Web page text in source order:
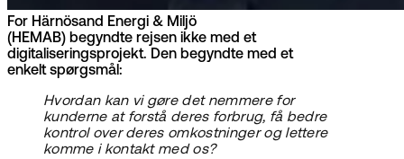
For Härnösand Energi & Miljö
(HEMAB) begyndte rejsen ikke med et
digitaliseringsprojekt. Den begyndte med et
enkelt spørgsmål:
Hvordan kan vi gøre det nemmere for
kunderne at forstå deres forbrug, få bedre
kontrol over deres omkostninger og lettere
komme i kontakt med os?